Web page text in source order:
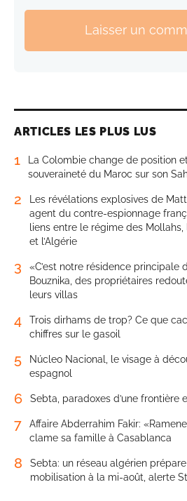
Laisser un
ARTICLES LES PLUS LUS
1
La Colombie change de position
souveraineté du Maroc sur son
2
Les révélations explosives de
agent du contre-espionnage
liens entre le régime des
et l’Algérie
3
«C’est notre résidence principale
Bouznika, des propriétaires
leurs villas
4
Trois dirhams de trop? Ce que
chiffres sur le gasoil
5
Núcleo Nacional, le visage à
espagnol
6 Sebta, paradoxes d’une frontière
7
Affaire Abderrahim Fakir:
clame sa famille à Casablanca
8
Sebta: un réseau algérien
mobilisation à la mi-août, alerte